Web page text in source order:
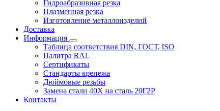
Гидроабразивная резка
Плазменная резка
Изготовление металлоизделий
Доставка
Информация
Таблица соответствия DIN, ГОСТ, ISO
Палитра RAL
Сертификаты
Стандарты крепежа
Дюймовые резьбы
Замена стали 40Х на сталь 20Г2Р
Контакты